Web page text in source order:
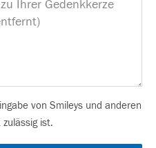
von Smileys und anderen
ist.